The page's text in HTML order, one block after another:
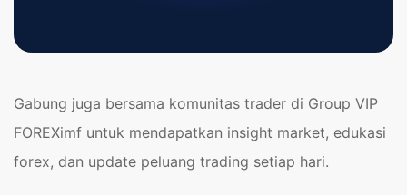
Gabung juga bersama komunitas trader di Group VIP
FOREXimf untuk mendapatkan insight market, edukasi
forex, dan update peluang trading setiap hari.